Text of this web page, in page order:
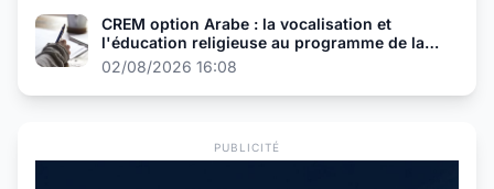
CREM option Arabe : la vocalisation et
l'éducation religieuse au programme de la
présélection
02/08/2026 16:08
PUBLICITÉ